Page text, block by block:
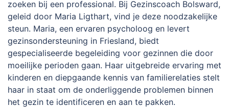
zoeken bij een professional. Bij Gezinscoach Bolsward,
geleid door Maria Ligthart, vind je deze noodzakelijke
steun. Maria, een ervaren psycholoog en levert
gezinsondersteuning in Friesland, biedt
gespecialiseerde begeleiding voor gezinnen die door
moeilijke perioden gaan. Haar uitgebreide ervaring met
kinderen en diepgaande kennis van familierelaties stelt
haar in staat om de onderliggende problemen binnen
het gezin te identificeren en aan te pakken.